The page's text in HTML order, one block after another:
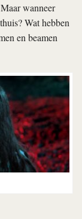
wanneer
Wat hebben
en beamen